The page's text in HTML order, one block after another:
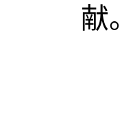
献。